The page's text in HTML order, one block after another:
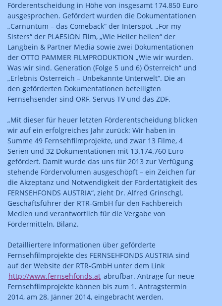
Förderentscheidung in Höhe von insgesamt 174.850 Euro
ausgesprochen. Gefördert wurden die Dokumentationen
„Carnuntum – das Comeback“ der Interspot, „For my
Sisters“ der PLAESION Film, „Wie Heiler heilen“ der
Langbein & Partner Media sowie zwei Dokumentationen
der OTTO PAMMER FILMPRODUKTION „Wie wir wurden.
Was wir sind. Generation (Folge 5 und 6) Österreich“ und
„Erlebnis Österreich – Unbekannte Unterwelt“. Die an
den geförderten Dokumentationen beteiligten
Fernsehsender sind ORF, Servus TV und das ZDF.
„Mit dieser für heuer letzten Förderentscheidung blicken
wir auf ein erfolgreiches Jahr zurück: Wir haben in
Summe 49 Fernsehfilmprojekte, und zwar 13 Filme, 4
Serien und 32 Dokumentationen mit 13.174.760 Euro
gefördert. Damit wurde das uns für 2013 zur Verfügung
stehende Fördervolumen ausgeschöpft – ein Zeichen für
die Akzeptanz und Notwendigkeit der Fördertätigkeit des
FERNSEHFONDS AUSTRIA“, zieht Dr. Alfred Grinschgl,
Geschäftsführer der RTR-GmbH für den Fachbereich
Medien und verantwortlich für die Vergabe von
Fördermitteln, Bilanz.
Detailliertere Informationen über geförderte
Fernsehfilmprojekte des FERNSEHFONDS AUSTRIA sind
auf der Website der RTR-GmbH unter dem Link
http://www.fernsehfonds.at abrufbar. Anträge für neue
Fernsehfilmprojekte können bis zum 1. Antragstermin
2014, am 28. Jänner 2014, eingebracht werden.